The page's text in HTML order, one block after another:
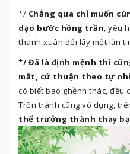
*/ Chẳng qua chỉ muốn
dạo bước hồng trần, yêu
thanh xuân đổi lấy một lần
*/ Đã là định mệnh thì
mất, cứ thuận theo tự
có biết bao ghềnh thác, đều
Trốn tránh cũng vô dụng,
thể trưởng thành thay